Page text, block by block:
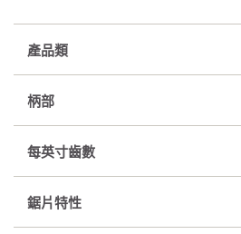
產品類
柄部
每英寸齒數
鋸片特性